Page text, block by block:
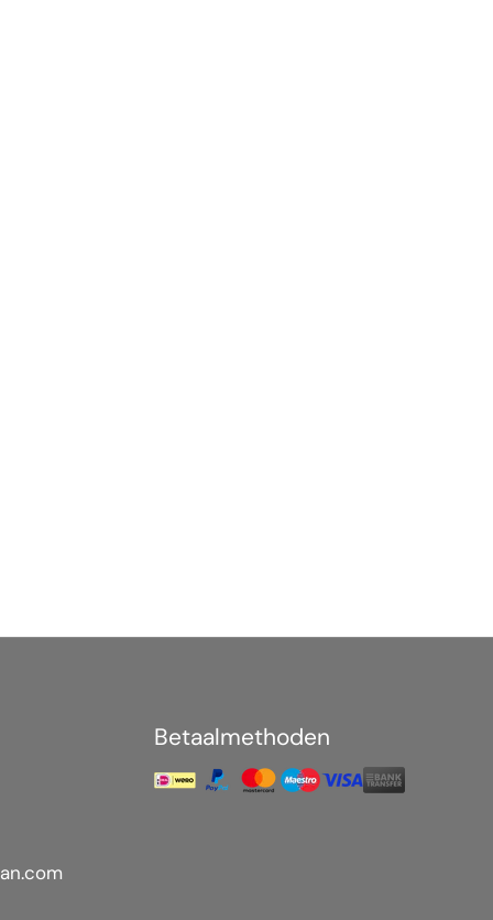
Betaalmethoden